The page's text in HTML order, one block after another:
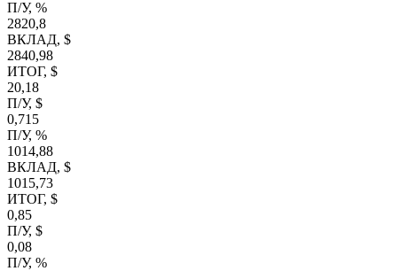
П/У, %
2820,8
ВКЛАД, $
2840,98
ИТОГ, $
20,18
П/У, $
0,715
П/У, %
1014,88
ВКЛАД, $
1015,73
ИТОГ, $
0,85
П/У, $
0,08
П/У, %